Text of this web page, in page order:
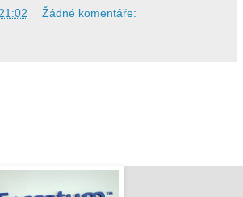
21:02 Žádné komentáře: